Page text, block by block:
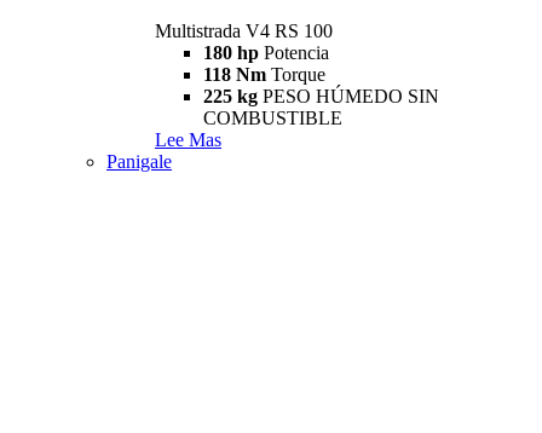
Multistrada V4 RS 100
180 hp Potencia
118 Nm Torque
225 kg PESO HÚMEDO SIN
COMBUSTIBLE
Lee Mas
Panigale